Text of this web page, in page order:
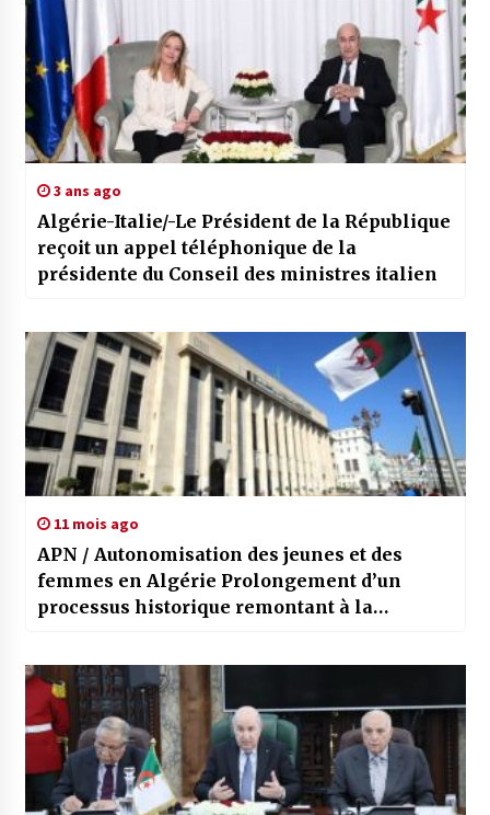
3 ans ago
Algérie-Italie/-Le Président de la République
reçoit un appel téléphonique de la
présidente du Conseil des ministres italien
11 mois ago
APN / Autonomisation des jeunes et des
femmes en Algérie Prolongement d’un
processus historique remontant à la